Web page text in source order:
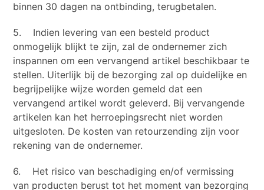
binnen 30 dagen na ontbinding, terugbetalen.
5. Indien levering van een besteld product
onmogelijk blijkt te zijn, zal de ondernemer zich
inspannen om een vervangend artikel beschikbaar te
stellen. Uiterlijk bij de bezorging zal op duidelijke en
begrijpelijke wijze worden gemeld dat een
vervangend artikel wordt geleverd. Bij vervangende
artikelen kan het herroepingsrecht niet worden
uitgesloten. De kosten van retourzending zijn voor
rekening van de ondernemer.
6. Het risico van beschadiging en/of vermissing
van producten berust tot het moment van bezorging